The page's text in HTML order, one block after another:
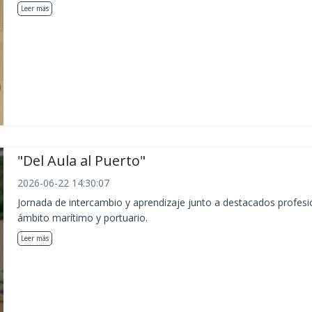
Leer más
"Del Aula al Puerto"
2026-06-22 14:30:07
Jornada de intercambio y aprendizaje junto a destacados
ámbito marítimo y portuario.
Leer más